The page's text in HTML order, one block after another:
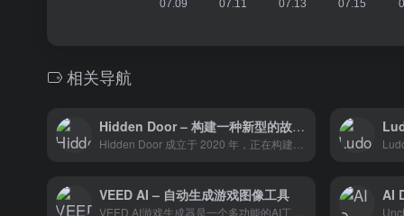
相关导航
Hidden Door – 构建一种新型的故事游戏体验！
VEED AI – 自动生成游戏图像工具 AI